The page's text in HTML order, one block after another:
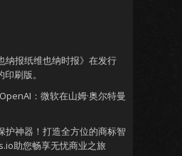
纳报纸维也纳时报》在发行
刷版。
OpenAI：微软在山姆·奥尔特曼
护神器！打造全方位的商标智
助您畅享无忧商业之旅